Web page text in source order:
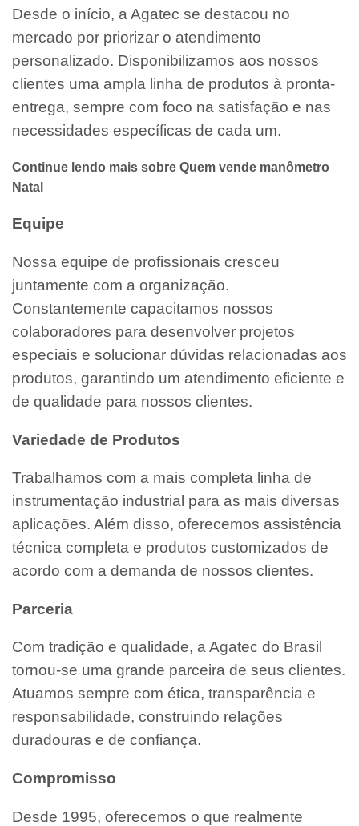
Desde o início, a Agatec se destacou no
mercado por priorizar o atendimento
personalizado. Disponibilizamos aos nossos
clientes uma ampla linha de produtos à pronta-
entrega, sempre com foco na satisfação e nas
necessidades específicas de cada um.
Continue lendo mais sobre Quem vende manômetro
Natal
Equipe
Nossa equipe de profissionais cresceu
juntamente com a organização.
Constantemente capacitamos nossos
colaboradores para desenvolver projetos
especiais e solucionar dúvidas relacionadas aos
produtos, garantindo um atendimento eficiente e
de qualidade para nossos clientes.
Variedade de Produtos
Trabalhamos com a mais completa linha de
instrumentação industrial para as mais diversas
aplicações. Além disso, oferecemos assistência
técnica completa e produtos customizados de
acordo com a demanda de nossos clientes.
Parceria
Com tradição e qualidade, a Agatec do Brasil
tornou-se uma grande parceira de seus clientes.
Atuamos sempre com ética, transparência e
responsabilidade, construindo relações
duradouras e de confiança.
Compromisso
Desde 1995, oferecemos o que realmente